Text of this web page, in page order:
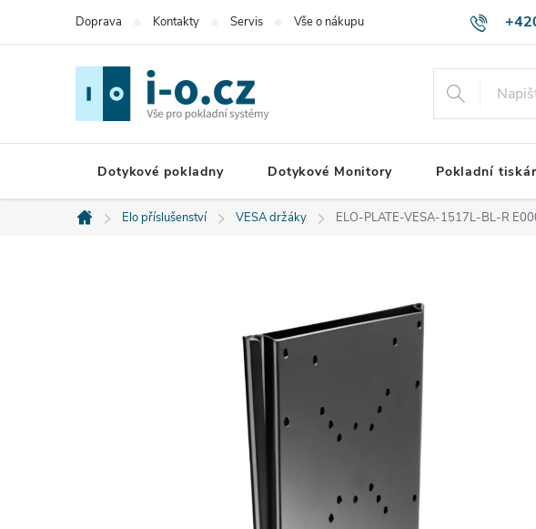
Doprava Kontakty Servis Vše o nákupu
Dotykové pokladny Dotykové Monitory Pokladní
Domů
Elo příslušenství VESA držáky ELO-PLATE-VESA-1517L-BL-R